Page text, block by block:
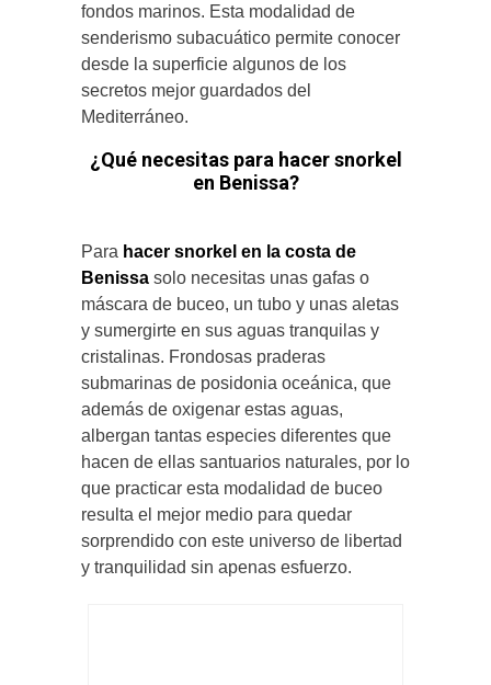
fondos marinos. Esta modalidad de
senderismo subacuático permite conocer
desde la superficie algunos de los
secretos mejor guardados del
Mediterráneo.
¿Qué necesitas para hacer snorkel
en Benissa?
Para hacer snorkel en la costa de
Benissa solo necesitas unas gafas o
máscara de buceo, un tubo y unas aletas
y sumergirte en sus aguas tranquilas y
cristalinas. Frondosas praderas
submarinas de posidonia oceánica, que
además de oxigenar estas aguas,
albergan tantas especies diferentes que
hacen de ellas santuarios naturales, por lo
que practicar esta modalidad de buceo
resulta el mejor medio para quedar
sorprendido con este universo de libertad
y tranquilidad sin apenas esfuerzo.